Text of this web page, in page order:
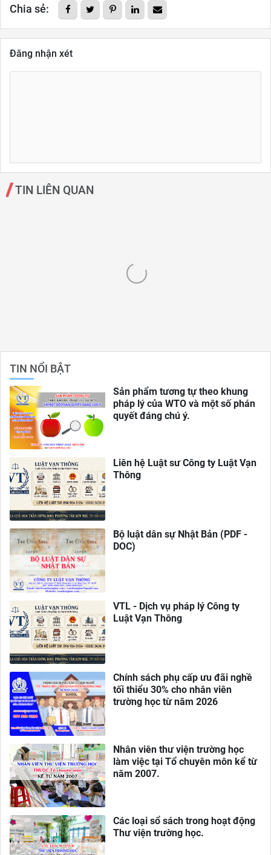
Chia sẻ:
Đăng nhận xét
TIN LIÊN QUAN
TIN NỔI BẬT
Sản phẩm tương tự theo khung
pháp lý của WTO và một số phán
quyết đáng chú ý.
Liên hệ Luật sư Công ty Luật Vạn
Thông
Bộ luật dân sự Nhật Bản (PDF -
DOC)
VTL - Dịch vụ pháp lý Công ty
Luật Vạn Thông
Chính sách phụ cấp ưu đãi nghề
tối thiểu 30% cho nhân viên
trường học từ năm 2026
Nhân viên thư viện trường học
làm việc tại Tổ chuyên môn kể từ
năm 2007.
Các loại sổ sách trong hoạt động
Thư viện trường học.